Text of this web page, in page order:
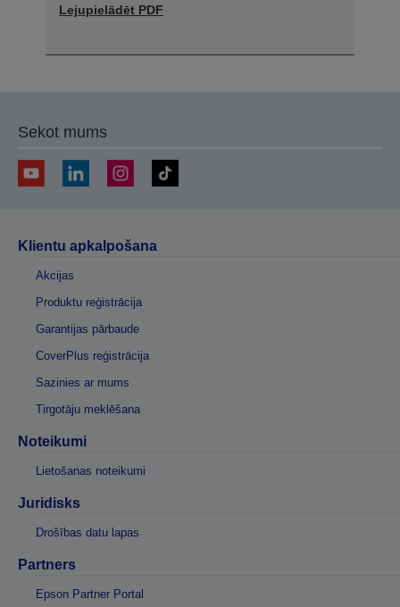
Lejupielādēt PDF
Sekot mums
Klientu apkalpošana
Akcijas
Produktu reģistrācija
Garantijas pārbaude
CoverPlus reģistrācija
Sazinies ar mums
Tirgotāju meklēšana
Noteikumi
Lietošanas noteikumi
Juridisks
Drošības datu lapas
Partners
Epson Partner Portal